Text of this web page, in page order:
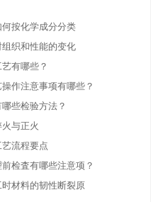
按化学成分分类
织和性能的变化
有哪些？
作注意事项有哪些？
些检验方法？
与正火
流程要点
检査有哪些注意项？
材料的韧性断裂原